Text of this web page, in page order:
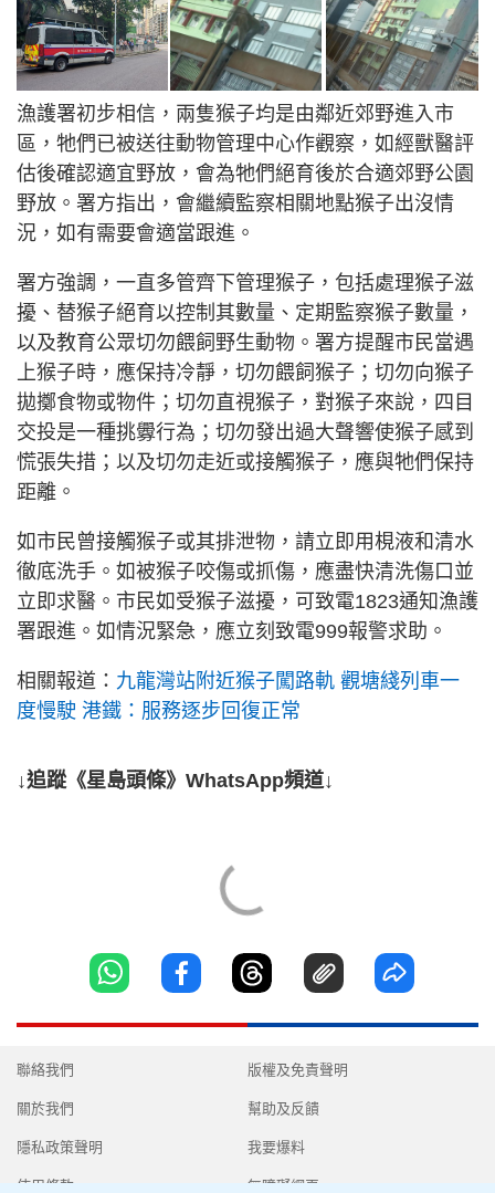
漁護署初步相信，兩隻猴子均是由鄰近郊野進入市
區，牠們已被送往動物管理中心作觀察，如經獸醫評
估後確認適宜野放，會為牠們絕育後於合適郊野公園
野放。署方指出，會繼續監察相關地點猴子出沒情
況，如有需要會適當跟進。
署方強調，一直多管齊下管理猴子，包括處理猴子滋
擾、替猴子絕育以控制其數量、定期監察猴子數量，
以及教育公眾切勿餵飼野生動物。署方提醒市民當遇
上猴子時，應保持冷靜，切勿餵飼猴子；切勿向猴子
拋擲食物或物件；切勿直視猴子，對猴子來說，四目
交投是一種挑釁行為；切勿發出過大聲響使猴子感到
慌張失措；以及切勿走近或接觸猴子，應與牠們保持
距離。
如市民曾接觸猴子或其排泄物，請立即用梘液和清水
徹底洗手。如被猴子咬傷或抓傷，應盡快清洗傷口並
立即求醫。市民如受猴子滋擾，可致電1823通知漁護
署跟進。如情況緊急，應立刻致電999報警求助。
相關報道： 九龍灣站附近猴子闖路軌 觀塘綫列車一
度慢駛 港鐵：服務逐步回復正常
↓追蹤《星島頭條》WhatsApp頻道↓
聯絡我們
關於我們
隱私政策聲明
使用條款
版權及免責聲明
幫助及反饋
我要爆料
無障礙網頁